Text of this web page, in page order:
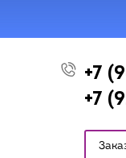
+7
+7